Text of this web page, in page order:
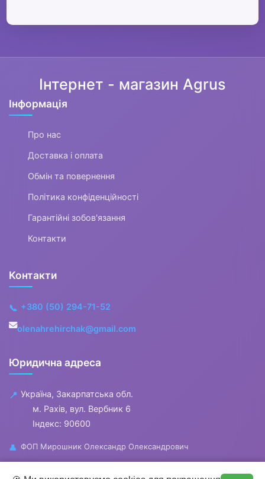
Інтернет - магазин Agrus
Інформація
Про нас
Доставка і оплата
Обмін та повернення
Політика конфіденційності
Гарантійні зобов'язання
Контакти
Контакти
📞 +380 (50) 294-71-52
olenahrehirchak@gmail.com
Юридична адреса
📍 Україна, Закарпатська обл.
м. Рахів, вул. Вербник 6
Індекс: 90600
👤 ФОП Мирошник Олександр Олександрович
0